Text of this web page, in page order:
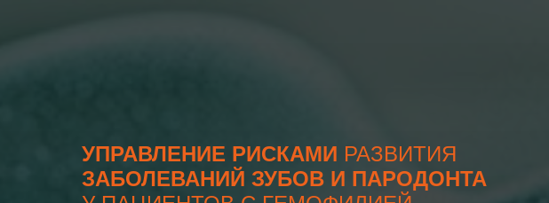
УПРАВЛЕНИЕ РИСКАМИ РАЗВИТИЯ
ЗАБОЛЕВАНИЙ ЗУБОВ И ПАРОДОНТА